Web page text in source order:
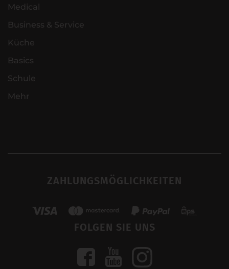
Medical
Business & Service
Küche
Basics
Schule
Mehr
ZAHLUNGSMÖGLICHKEITEN
FOLGEN SIE UNS